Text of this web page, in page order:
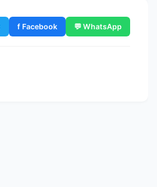
f Facebook 💬 WhatsApp